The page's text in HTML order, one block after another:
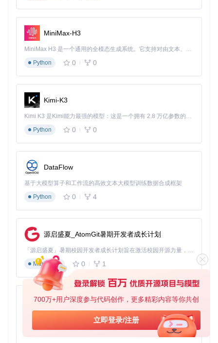
700万+用户深度参与代码创作，更多精彩内容等你共创
立即登录/注册
MiniMax-H3
MiniMax H3 是一个通用的全模态生成系统。它支持对由文本、图像、视频和音频组成的多模态上下文进行统一理解，并能生成分辨率高达 2K、时长可达 15 秒的带原生立体声音频的视频。得益于面向任务泛化的系统设计，H3 在预训练阶段就已具备广泛的多模态上下文理解与生成能力，能够出色地执行复杂的多模态指令。
Python
0 0
Kimi-K3
Kimi K3 是Kimi能力最强的模型：这是一个拥有 2.8 万亿参数的混合专家（MoE）模型，具备原生视觉理解能力，并支持 100 万 token 的上下文窗口。
Python
0 0
DataFlow
基于大模型算子和工作流的高效文本大模型训练数据合成框架
Python
0 4
源启盛夏_AtomGit暑期开发者成长计划
「源启盛夏」暑期校园开发者成长计划旨在激活校园开源力量，通过积分激励、认证扶持、资源倾斜等形式，引导高校组织和开发者完成「入驻 — 建项目 — 做贡献 — 获认证 — 得资源」的完整闭环。无论你是想带领社团入驻平台的组织者，还是希望用代码贡献证明自己的开发者，都能在这里找到属于你的成长路径。
Markdown
0 1
py-xiaozhi
基于Python的Xiaozhi AI，适用于想要完整Xiaozhi体验而无需拥有专用硬件的用户。
Python
0 1